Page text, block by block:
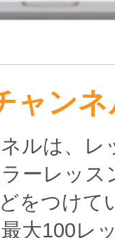
ャン
ルは、
ーレッス
をつけて
大100レ